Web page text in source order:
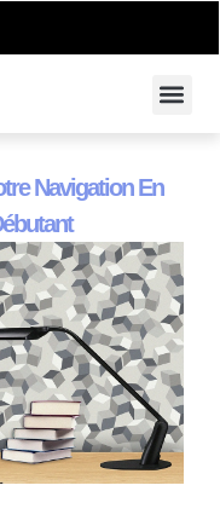
Navigation En